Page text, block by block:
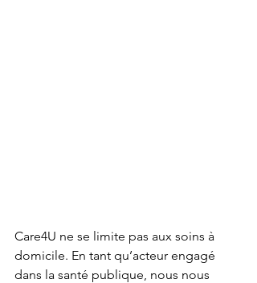
Care4U ne se limite pas aux soins à
domicile. En tant qu’acteur engagé
dans la santé publique, nous nous